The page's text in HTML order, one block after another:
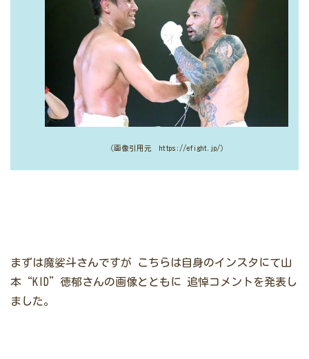
（画像引用元 https://efight.jp/）
まずは魔娑斗さんですが こちらは自身のインスタにて山
本“KID”徳郁さんの画像とともに 追悼コメントを発表し
ました。